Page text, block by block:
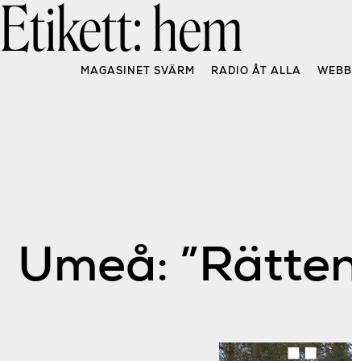
to
MAGASINET SVÄRM RADIO ÅT ALLA
Etikett:hem
Umeå: